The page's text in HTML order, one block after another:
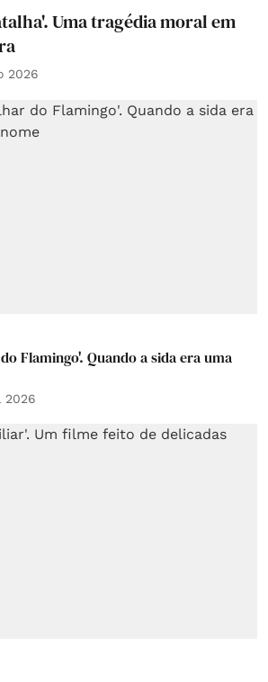
Uma tragédia moral em
2026
Flamingo'. Quando a sida era uma
2026